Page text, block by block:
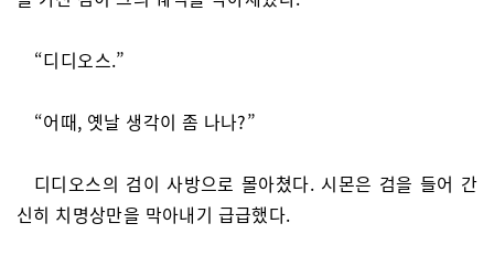
“디디오스.”
“어때, 옛날 생각이 좀 나나?”
디디오스의 검이 사방으로 몰아쳤다. 시몬은 검을 들어 간
신히 치명상만을 막아내기 급급했다.